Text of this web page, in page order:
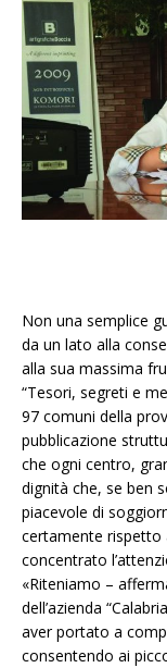
Non una semplice
da un lato alla
alla sua massima
“Tesori, segreti e
97 comuni della
pubblicazione
che ogni centro,
dignità che, se ben
piacevole di
certamente rispetto
concentrato
«Riteniamo –
dell’azienda
aver portato a
consentendo ai